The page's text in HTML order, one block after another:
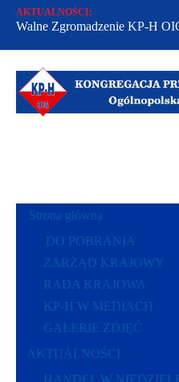
AKTUALNOŚCI:
Walne Zgromadzenie KP-H
Od 2002 r. bronimy praw
Racje polskich
Strona główna
DO POBRANIA
ZARZĄD KRAJOWY
RADA KRAJOWA
KP-H W MEDIACH
GALERIE ZDJĘĆ
AKTUALNOŚCI
HANDEL W